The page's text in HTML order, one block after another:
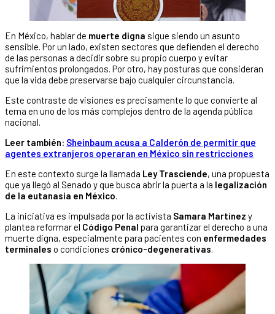
En México, hablar de muerte digna sigue siendo un asunto
sensible. Por un lado, existen sectores que defienden el derecho
de las personas a decidir sobre su propio cuerpo y evitar
sufrimientos prolongados. Por otro, hay posturas que consideran
que la vida debe preservarse bajo cualquier circunstancia.
Este contraste de visiones es precisamente lo que convierte al
tema en uno de los más complejos dentro de la agenda pública
nacional.
Leer también: Sheinbaum acusa a Calderón de permitir que
agentes extranjeros operaran en México sin restricciones
En este contexto surge la llamada Ley Trasciende, una propuesta
que ya llegó al Senado y que busca abrir la puerta a la legalización
de la eutanasia en México.
La iniciativa es impulsada por la activista Samara Martínez y
plantea reformar el Código Penal para garantizar el derecho a una
muerte digna, especialmente para pacientes con enfermedades
terminales o condiciones crónico-degenerativas.